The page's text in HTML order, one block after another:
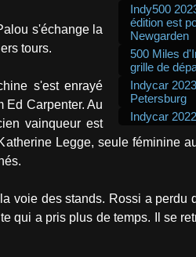
Indy500
édition est
Newgarden
500 Miles
grille de
Indycar
Petersburg
Indycar
s'échange la
tours.
s'est enrayé
Ed Carpenter. Au
vainqueur est
Legge, seule féminine
voie des stands. Rossi a perdu
qui a pris plus de temps. Il se